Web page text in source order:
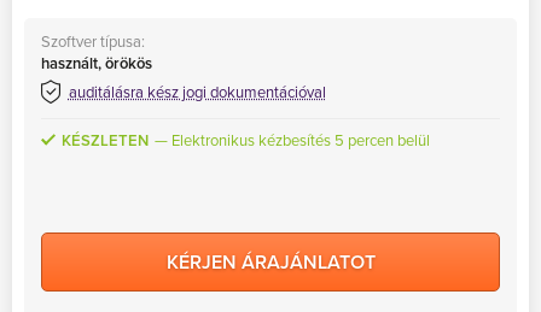
Szoftver típusa:
használt, örökös
auditálásra kész jogi dokumentációval
KÉSZLETEN Elektronikus kézbesítés 5 percen belül
KÉRJEN ÁRAJÁNLATOT